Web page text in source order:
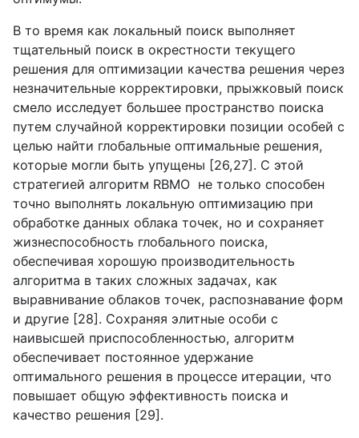
В то время как локальный поиск выполняет
тщательный поиск в окрестности текущего
решения для оптимизации качества решения через
незначительные корректировки, прыжковый поиск
смело исследует большее пространство поиска
путем случайной корректировки позиции особей с
целью найти глобальные оптимальные решения,
которые могли быть упущены [26,27]. С этой
стратегией алгоритм RBMO не только способен
точно выполнять локальную оптимизацию при
обработке данных облака точек, но и сохраняет
жизнеспособность глобального поиска,
обеспечивая хорошую производительность
алгоритма в таких сложных задачах, как
выравнивание облаков точек, распознавание форм
и другие [28]. Сохраняя элитные особи с
наивысшей приспособленностью, алгоритм
обеспечивает постоянное удержание
оптимального решения в процессе итерации, что
повышает общую эффективность поиска и
качество решения [29].